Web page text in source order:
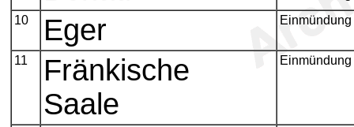
10
Eger
11
Fränkische
Saale